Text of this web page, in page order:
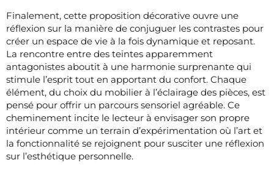
Finalement, cette proposition décorative ouvre une
réflexion sur la manière de conjuguer les contrastes pour
créer un espace de vie à la fois dynamique et reposant.
La rencontre entre des teintes apparemment
antagonistes aboutit à une harmonie surprenante qui
stimule l’esprit tout en apportant du confort. Chaque
élément, du choix du mobilier à l’éclairage des pièces, est
pensé pour offrir un parcours sensoriel agréable. Ce
cheminement incite le lecteur à envisager son propre
intérieur comme un terrain d’expérimentation où l’art et
la fonctionnalité se rejoignent pour susciter une réflexion
sur l’esthétique personnelle.